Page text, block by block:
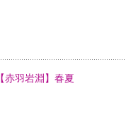
【赤羽岩淵】春夏